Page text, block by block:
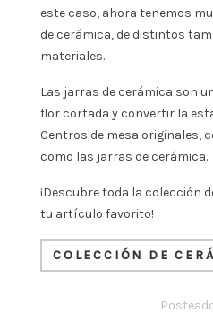
este caso, ahora tenemos
de cerámica, de distintos
materiales.
Las jarras de cerámica son
flor cortada y convertir la
Centros de mesa originales,
como las jarras de cerámica.
¡Descubre toda la colección
tu artículo favorito!
COLECCIÓN DE